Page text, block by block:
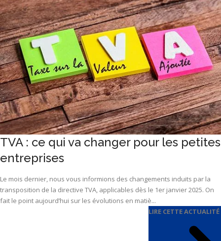
TVA : ce qui va changer pour les petites
entreprises
Le mois dernier, nous vous informions des changements induits par la
transposition de la directive TVA, applicables dès le 1er janvier 2025. On
fait le point aujourd’hui sur les évolutions en matiè...
LIRE CETTE ACTUALITÉ